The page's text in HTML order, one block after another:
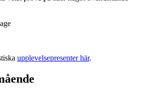
upplevelsepresenter här.